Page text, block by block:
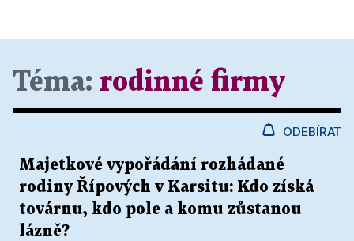
Téma: rodinné firmy
ODEBÍRAT
Majetkové vypořádání rozhádané
rodiny Řípových v Karsitu: Kdo získá
továrnu, kdo pole a komu zůstanou
lázně?